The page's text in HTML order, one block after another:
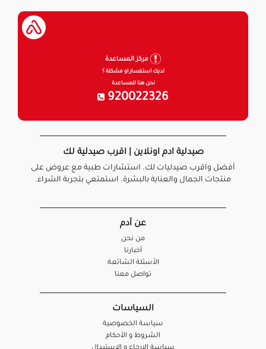
مركز المساعدة
لديك استفسار او مشكلة ؟
نحن هنا للمساعدة
920022326
صيدلية ادم اونلاين | اقرب صيدلية لك
أفضل واقرب صيدليات لك. استشارات طبية مع عروض على
منتجات الجمال والعناية بالبشرة. استمتعي بتجربة الشراء.
عن آدم
من نحن
أخبارنا
الأسئلة الشائعة
تواصل معنا
السياسات
سياسة الخصوصية
الشروط و الأحكام